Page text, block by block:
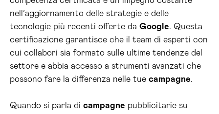
nell’aggiornamento delle strategie e delle
tecnologie più recenti offerte da Google. Questa
certificazione garantisce che il team di esperti con
cui collabori sia formato sulle ultime tendenze del
settore e abbia accesso a strumenti avanzati che
possono fare la differenza nelle tue campagne.
Quando si parla di campagne pubblicitarie su